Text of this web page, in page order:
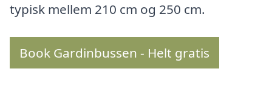
typisk mellem 210 cm og 250 cm.
Book Gardinbussen - Helt gratis